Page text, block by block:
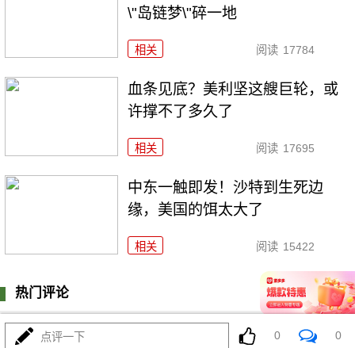
\"岛链梦\"碎一地
相关 阅读 17784
血条见底？美利坚这艘巨轮，或
许撑不了多久了
相关 阅读 17695
中东一触即发！沙特到生死边
缘，美国的饵太大了
相关 阅读 15422
热门评论
0 条评论 登陆
点评一下 0 0